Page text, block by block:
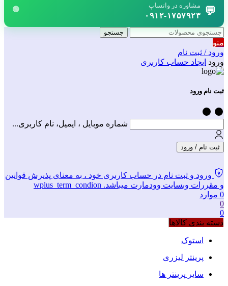
💬 مشاوره در واتساپ
۰۹۱۲-۱۷۵۷۹۲۳
🟢
جستجو
منو
ورود / ثبت نام
ورود ایجاد حساب کاربری
ثبت نام ورود
شماره موبایل ، ایمیل، نام کاربری...
ثبت نام / ورود
ورود و ثبت نام در حساب کاربری خود ، به معنای پذیرش قوانین
و مقررات وبسایت وودمارت میباشد. wplus_term_condion
0 موارد
0
0
دسته بندی کالاها
استوک
پرینتر لیزری
سایر پرینتر ها